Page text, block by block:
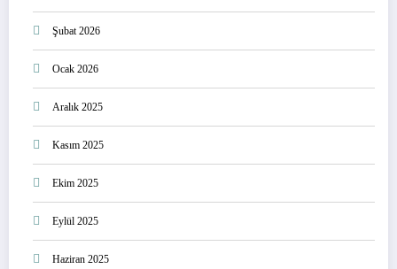
Şubat 2026
Ocak 2026
Aralık 2025
Kasım 2025
Ekim 2025
Eylül 2025
Haziran 2025